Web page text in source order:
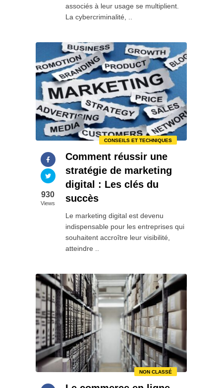
associés à leur usage se multiplient.
La cybercriminalité, ..
CONSEILS ET TECHNIQUES
930
Views
Comment réussir une
stratégie de marketing
digital : Les clés du
succès
Le marketing digital est devenu
indispensable pour les entreprises qui
souhaitent accroître leur visibilité,
atteindre ..
NON CLASSÉ